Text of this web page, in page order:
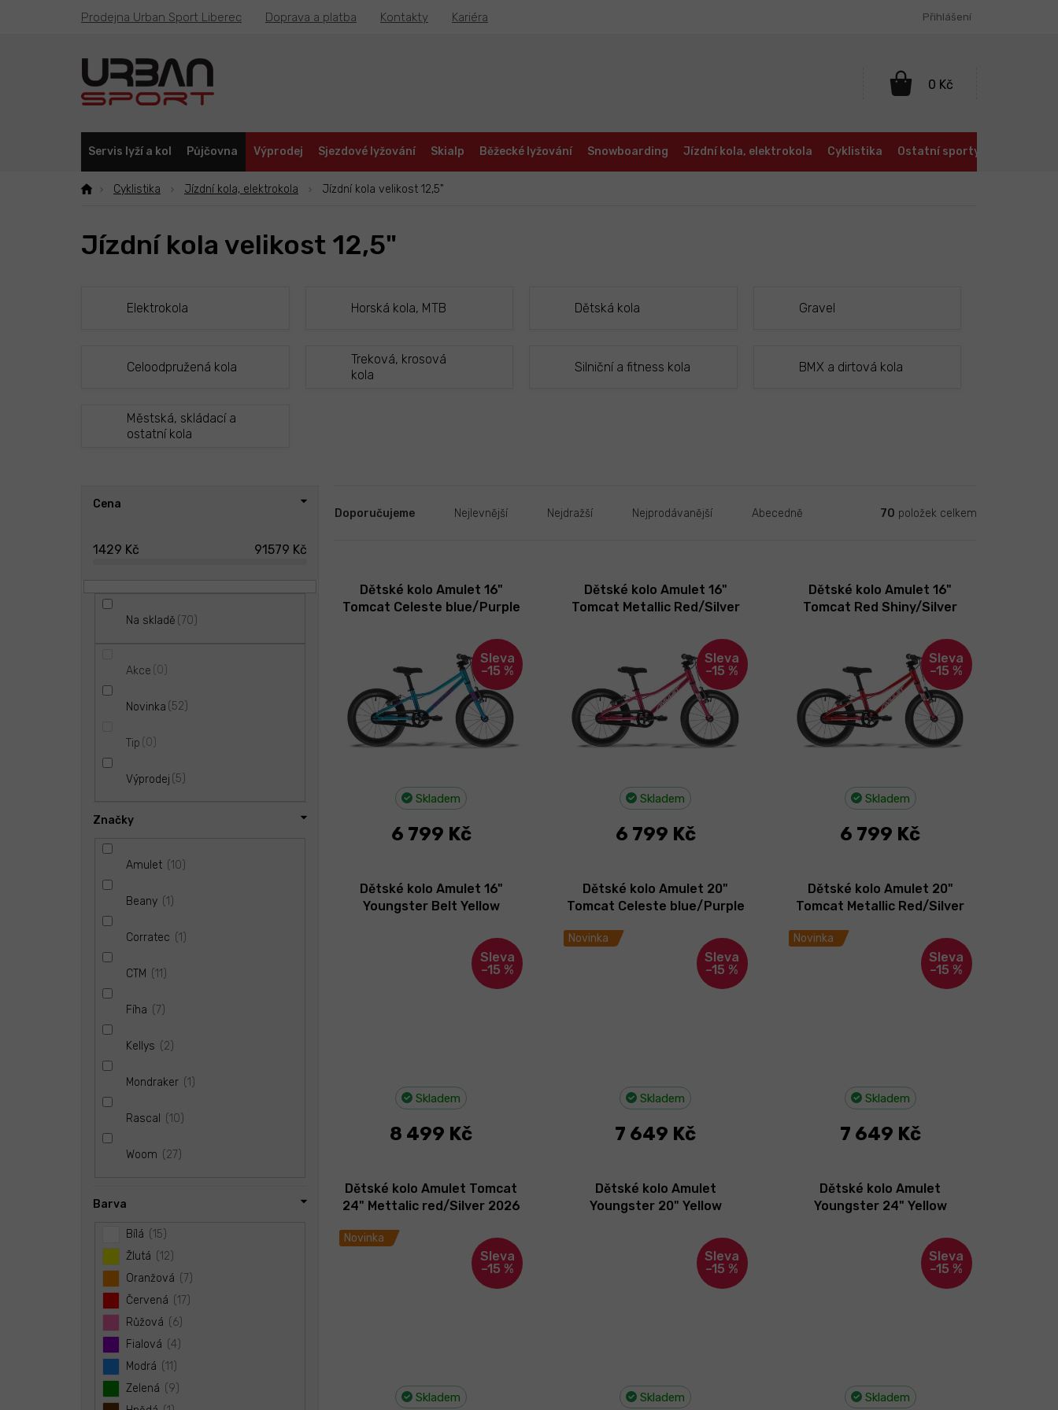
Prodejna Urban Sport Liberec Doprava a platba Kontakty Kariéra Přihlášení
NÁKUPNÍ
Servis lyží a kol Půjčovna Výprodej Sjezdové lyžování Skialp Běžecké lyžování Snowboarding Jízdní kola, elektrokola Cyklistika Ostatní sporty
Cyklistika Jízdní kola, elektrokola Jízdní kola velikost 12,5"
Jízdní kola velikost 12,5"
Elektrokola Horská kola, MTB Dětská kola Gravel
Celoodpružená kola
Treková, krosová
kola
Silniční a fitness kola BMX a dirtová kola
Městská, skládací a
ostatní kola
Cena
1429 Kč 91579 Kč
Na skladě 70
Akce 0
Novinka 52
Tip 0
Výprodej 5
Značky
Amulet 10
Beany 1
Corratec 1
CTM 11
Fíha 7
Kellys 2
Mondraker 1
Rascal 10
Woom 27
Barva
Bílá
15
Žlutá
12
Oranžová
7
Červená
17
Růžová
6
Fialová
4
Modrá
11
Zelená
9
aDoporučujeme Nejlevnější Nejdražší Nejprodávanější Abecedně 70 položek celkem
–15 %
Dětské kolo Amulet 16"
Tomcat Celeste blue/Purple
Skladem
6 799 Kč
–15 %
Dětské kolo Amulet 16"
Tomcat Metallic Red/Silver
Skladem
6 799 Kč
–15 %
Dětské kolo Amulet 16"
Tomcat Red Shiny/Silver
Skladem
6 799 Kč
–15 %
Dětské kolo Amulet 16"
Youngster Belt Yellow
Skladem
8 499 Kč
Novinka
–15 %
Dětské kolo Amulet 20"
Tomcat Celeste blue/Purple
Skladem
7 649 Kč
Novinka
–15 %
Dětské kolo Amulet 20"
Tomcat Metallic Red/Silver
Skladem
7 649 Kč
Novinka
–15 %
Dětské kolo Amulet Tomcat
24" Mettalic red/Silver 2026
Skladem
–15 %
Dětské kolo Amulet
Youngster 20" Yellow
Skladem
–15 %
Dětské kolo Amulet
Youngster 24" Yellow
Skladem